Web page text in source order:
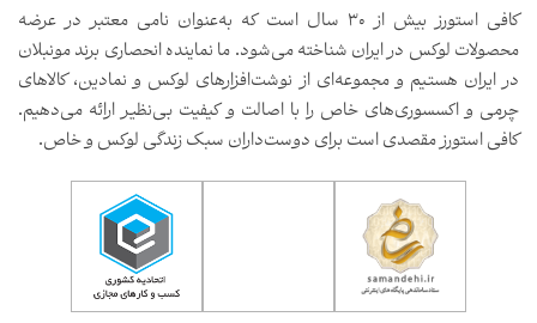
کافی استورز بیش از ۳۰ سال است که به‌عنوان نامی معتبر در عرضه
محصولات لوکس در ایران شناخته می‌شود. ما نماینده انحصاری برند مونبلان
در ایران هستیم و مجموعه‌ای از نوشت‌افزارهای لوکس و نمادین، کالاهای
چرمی و اکسسوری‌های خاص را با اصالت و کیفیت بی‌نظیر ارائه می‌دهیم.
کافی استورز مقصدی است برای دوست‌داران سبک زندگی لوکس و خاص.